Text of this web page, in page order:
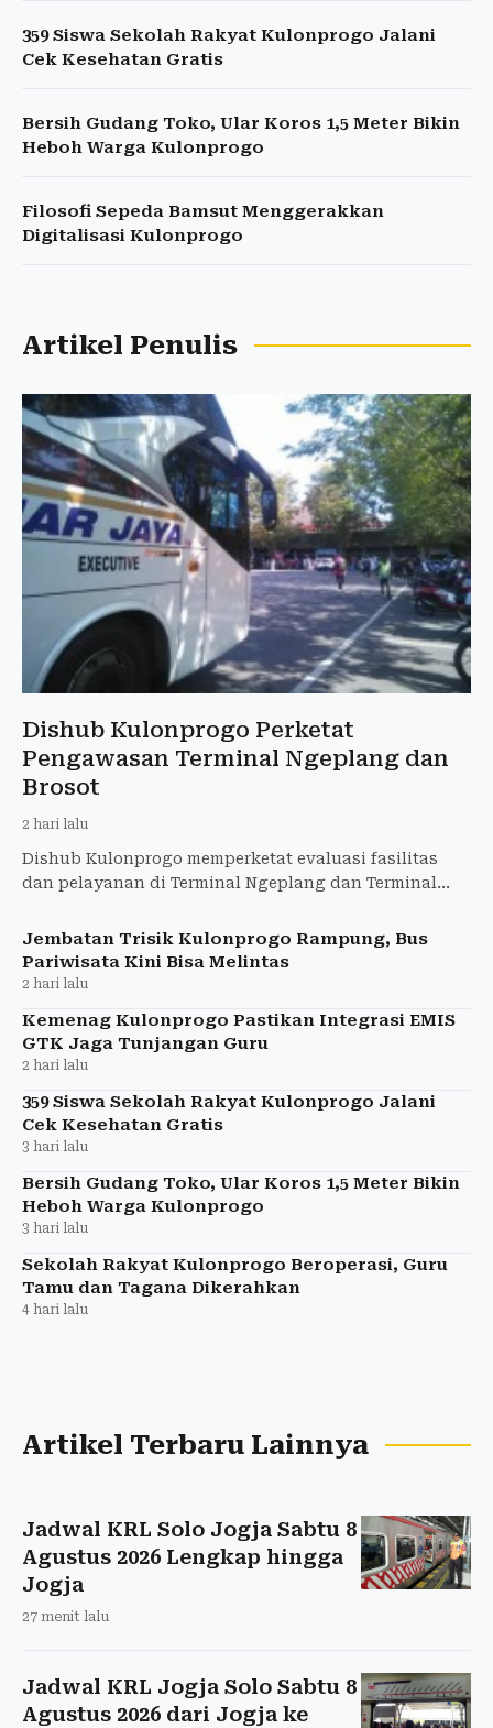
359 Siswa Sekolah Rakyat Kulonprogo Jalani
Cek Kesehatan Gratis
Bersih Gudang Toko, Ular Koros 1,5 Meter Bikin
Heboh Warga Kulonprogo
Filosofi Sepeda Bamsut Menggerakkan
Digitalisasi Kulonprogo
Artikel Penulis
Dishub Kulonprogo Perketat
Pengawasan Terminal Ngeplang dan
Brosot
2 hari lalu
Dishub Kulonprogo memperketat evaluasi fasilitas
dan pelayanan di Terminal Ngeplang dan Terminal
transportasi umum
Jembatan Trisik Kulonprogo Rampung, Bus
Pariwisata Kini Bisa Melintas
2 hari lalu
Kemenag Kulonprogo Pastikan Integrasi EMIS
GTK Jaga Tunjangan Guru
2 hari lalu
359 Siswa Sekolah Rakyat Kulonprogo Jalani
Cek Kesehatan Gratis
3 hari lalu
Bersih Gudang Toko, Ular Koros 1,5 Meter Bikin
Heboh Warga Kulonprogo
3 hari lalu
Sekolah Rakyat Kulonprogo Beroperasi, Guru
Tamu dan Tagana Dikerahkan
4 hari lalu
Artikel Terbaru Lainnya
Jadwal KRL Solo Jogja Sabtu 8
Agustus 2026 Lengkap hingga
Jogja
27 menit lalu
Jadwal KRL Jogja Solo Sabtu 8
Agustus 2026 dari Jogja ke